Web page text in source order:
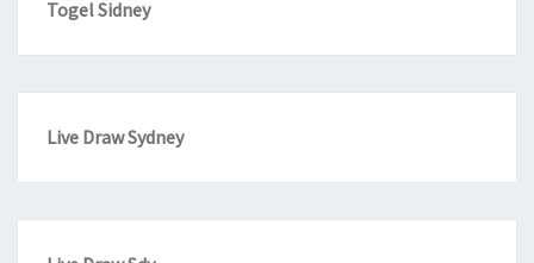
Togel Sidney
Live Draw Sydney